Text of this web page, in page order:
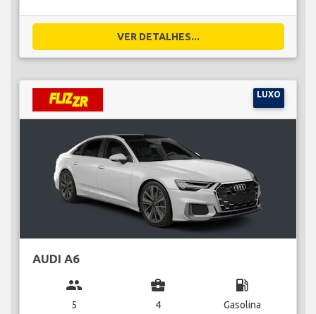
VER DETALHES...
LUXO
AUDI A6
group
5
business_center
4
local_gas_station
Gasolina